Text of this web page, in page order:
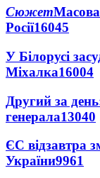
Сюжет
Росії16045
У Білорусі
Міхалка16004
Другий за
генерала13040
ЄС відзавтра
України9961